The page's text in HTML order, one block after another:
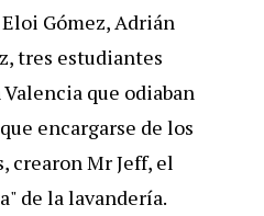
Gómez, Adrián
tres estudiantes
que odiaban
encargarse de los
crearon Mr Jeff, el
de la lavandería.